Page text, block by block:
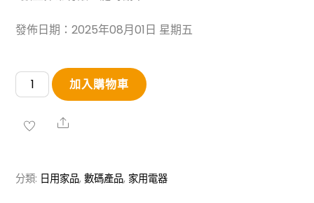
發佈日期：2025年08月01日 星期五
【小
米】
新
電
加入購物車
Share
分類: 日用家品,數碼產品, 家用電器